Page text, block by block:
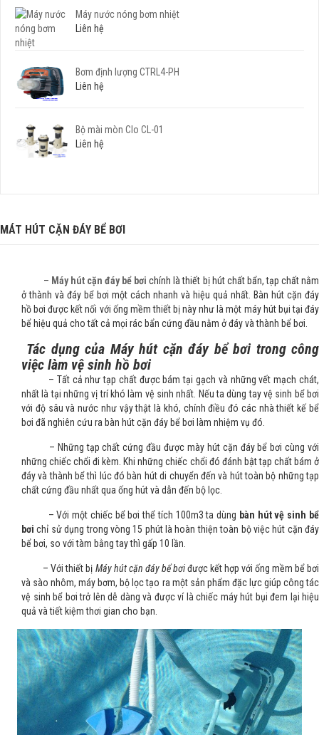
Máy nước nóng bơm nhiệt
Liên hệ
Bơm định lượng CTRL4-PH
Liên hệ
Bộ mài mòn Clo CL-01
Liên hệ
MÁT HÚT CẶN ĐÁY BỂ BƠI
– Máy hút cặn đáy bể bơi chính là thiết bị hút chất bẩn, tạp chất nằm
ở thành và đáy bể bơi một cách nhanh và hiệu quả nhất. Bàn hút cặn đáy
hồ bơi được kết nối với ống mềm thiết bị này như là một máy hút bụi tại đáy
bể hiệu quả cho tất cả mọi rác bẩn cứng đầu nằm ở đáy và thành bể bơi.
Tác dụng của Máy hút cặn đáy bể bơi trong công
việc làm vệ sinh hồ bơi
– Tất cả như tạp chất được bám tại gạch và những vết mạch chát,
nhất là tại những vị trí khó làm vệ sinh nhất. Nếu ta dùng tay vệ sinh bể bơi
với độ sâu và nước như vậy thật là khó, chính điều đó các nhà thiết kế bể
bơi đã nghiên cứu ra bàn hút cặn đáy bể bơi làm nhiệm vụ đó.
– Những tạp chất cứng đầu được mày hút cặn đáy bể bơi cùng với
những chiếc chổi đi kèm. Khi những chiếc chổi đó đánh bật tạp chất bám ở
đáy và thành bể thì lúc đó bàn hút di chuyển đến và hút toàn bộ những tạp
chất cứng đầu nhất qua ống hút và dẫn đến bộ lọc.
– Với một chiếc bể bơi thể tích 100m3 ta dùng bàn hút vệ sinh bể
bơi chỉ sử dụng trong vòng 15 phút là hoàn thiện toàn bộ việc hút cặn đáy
bể bơi, so với tàm bằng tay thì gấp 10 lần.
– Với thiết bị Máy hút cặn đáy bể bơiđược kết hợp với ống mềm bể bơi
và sào nhôm, máy bơm, bộ lọc tạo ra một sản phẩm đặc lực giúp công tác
vệ sinh bể bơi trở lên dễ dàng và được ví là chiếc máy hút bụi đem lại hiệu
quả và tiết kiệm thơi gian cho bạn.